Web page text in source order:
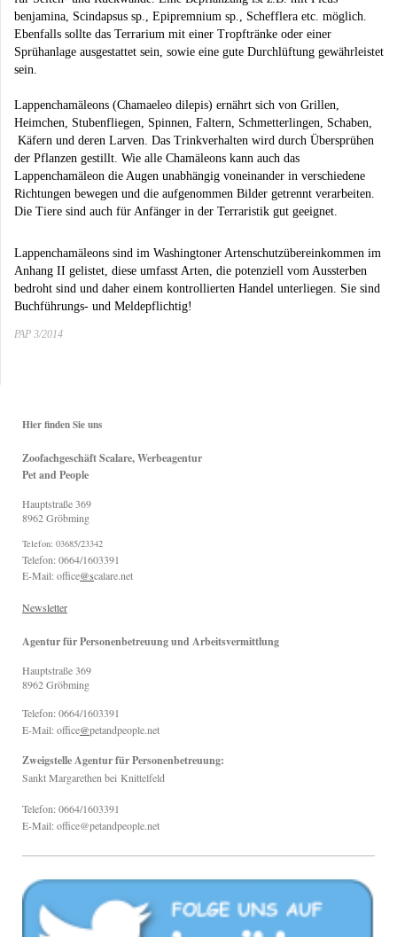
benjamina, Scindapsus sp., Epipremnium sp., Schefflera etc. möglich.
Ebenfalls sollte das Terrarium mit einer Tropftränke oder einer
Sprühanlage ausgestattet sein, sowie eine gute Durchlüftung gewährleistet
sein.
Lappenchamäleons (Chamaeleo dilepis) ernährt sich von Grillen,
Heimchen, Stubenfliegen, Spinnen, Faltern, Schmetterlingen, Schaben,
Käfern und deren Larven. Das Trinkverhalten wird durch Übersprühen
der Pflanzen gestillt. Wie alle Chamäleons kann auch das
Lappenchamäleon die Augen unabhängig voneinander in verschiedene
Richtungen bewegen und die aufgenommen Bilder getrennt verarbeiten.
Die Tiere sind auch für Anfänger in der Terraristik gut geeignet.
Lappenchamäleons sind im Washingtoner Artenschutzübereinkommen im
Anhang II gelistet, diese umfasst Arten, die potenziell vom Aussterben
bedroht sind und daher einem kontrollierten Handel unterliegen. Sie sind
Buchführungs- und Meldepflichtig!
PAP 3/2014
Hier finden Sie uns
Zoofachgeschäft Scalare, Werbeagentur
Pet and People
Hauptstraße369
8962Gröbming
Telefon: 03685/23342
Telefon: 0664/1603391
E-Mail: office@scalare.net
Newsletter
Agentur für Personenbetreuung und Arbeitsvermittlung
Hauptstraße369
8962Gröbming
Telefon: 0664/1603391
E-Mail: office@petandpeople.net
Zweigstelle Agentur für Personenbetreuung:
Sankt Margarethen bei Knittelfeld
Telefon: 0664/1603391
E-Mail: office@petandpeople.net